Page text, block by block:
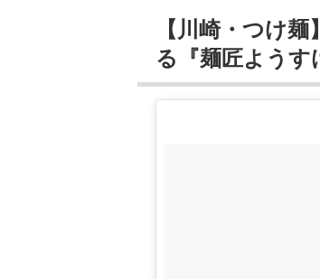
【川崎・つけ
る『麺匠ようす